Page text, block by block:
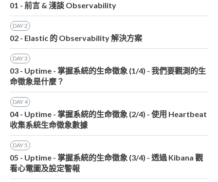
01 - 前言 & 淺談 Observability
DAY2
02 - Elastic 的 Observability 解決方案
DAY3
03 - Uptime - 掌握系統的生命徵象 (1/4) - 我們要觀測的生
命徵象是什麼？
DAY4
04 - Uptime - 掌握系統的生命徵象 (2/4) - 使用 Heartbeat
收集系統生命徵象數據
DAY5
05 - Uptime - 掌握系統的生命徵象 (3/4) - 透過 Kibana 觀
看心電圖及設定警報